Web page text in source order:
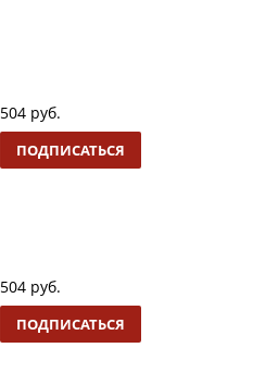
504 руб.
ПОДПИСАТЬСЯ
504 руб.
ПОДПИСАТЬСЯ